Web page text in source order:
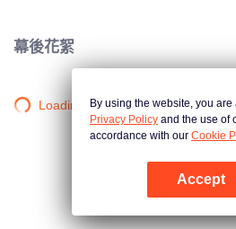
幕後花絮
Loading…By using the website, you
Privacy Policy and the use of
accordance with our Cookie
Accept